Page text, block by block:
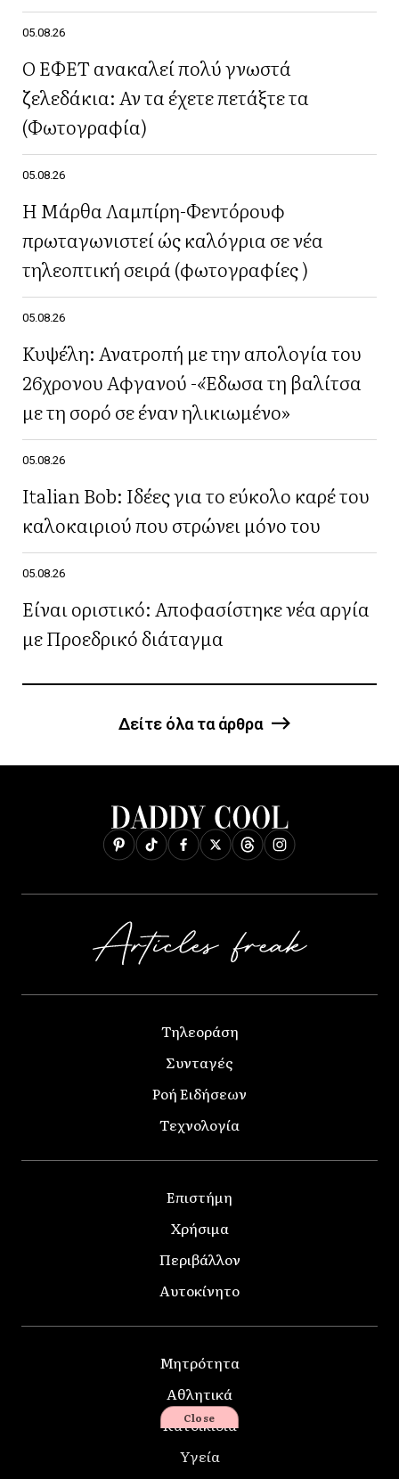
05.08.26
Ο ΕΦΕΤ ανακαλεί πολύ γνωστά
ζελεδάκια: Αν τα έχετε πετάξτε τα
(Φωτογραφία)
05.08.26
Η Μάρθα Λαμπίρη-Φεντόρουφ
πρωταγωνιστεί ώς καλόγρια σε νέα
τηλεοπτική σειρά (φωτογραφίες )
05.08.26
Κυψέλη: Ανατροπή με την απολογία του
26χρονου Αφγανού -«Έδωσα τη βαλίτσα
με τη σορό σε έναν ηλικιωμένο»
05.08.26
Italian Bob: Ιδέες για το εύκολο καρέ του
καλοκαιριού που στρώνει μόνο του
05.08.26
Είναι οριστικό: Αποφασίστηκε νέα αργία
με Προεδρικό διάταγμα
Δείτε όλα τα άρθρα
Τηλεοράση
Συνταγές
Ροή Ειδήσεων
Τεχνολογία
Επιστήμη
Χρήσιμα
Περιβάλλον
Αυτοκίνητο
Μητρότητα
Αθλητικά
Κατοικίδια
Υγεία
Close